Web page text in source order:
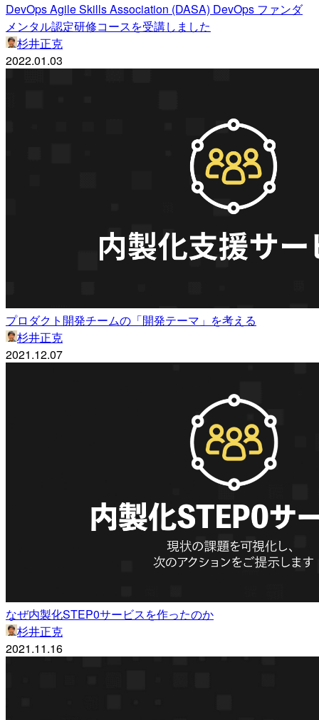
DevOps Agile Skills Association (DASA) DevOps ファンダ
メンタル認定研修コースを受講しました
杉井正克
2022.01.03
プロダクト開発チームの「開発テーマ」を考える
杉井正克
2021.12.07
なぜ内製化STEP0サービスを作ったのか
杉井正克
2021.11.16